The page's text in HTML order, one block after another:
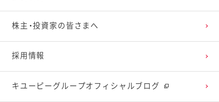
株主・投資家の皆さまへ
採用情報
キユーピーグループオフィシャルブログ